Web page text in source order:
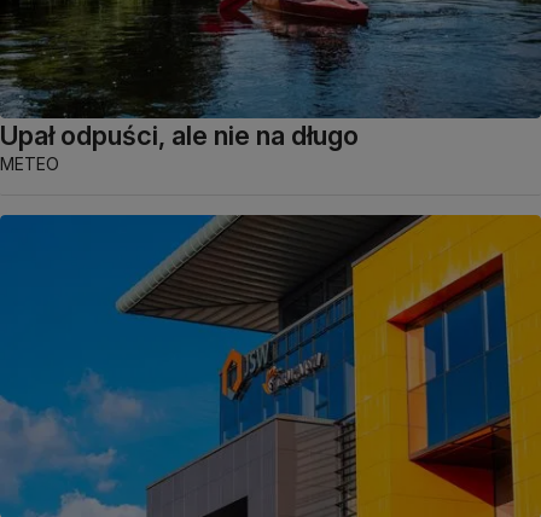
Upał odpuści, ale nie na długo
METEO